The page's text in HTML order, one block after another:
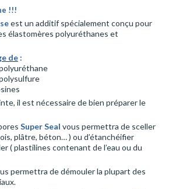
!!!
est un additif spécialement conçu pour
élastomères polyuréthanes et
de :
il est nécessaire de bien préparer le
Super Seal vous permettra de sceller
plâtre, béton… ) ou d’étanchéifier
( plastilines contenant de l’eau ou du
permettra de démouler la plupart des